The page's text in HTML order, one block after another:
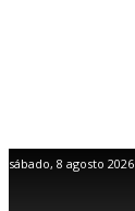
sábado, 8 agosto 2026